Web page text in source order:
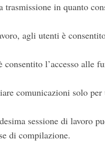
in quanto
agli utenti è
l’accesso alle
comunicazioni solo per
sessione di lavoro
di compilazione.